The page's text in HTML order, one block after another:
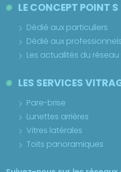
LE CONCEPT POINT
Dédié aux particuliers
Dédié aux professionnels
Les actualités du réseau
LES SERVICES
Pare-brise
Lunettes arrières
Vitres latérales
Toits panoramiques